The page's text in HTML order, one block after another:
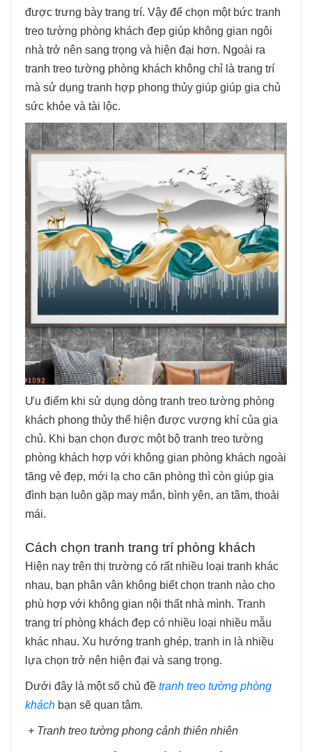
được trưng bày trang trí. Vậy để chọn một bức tranh
treo tường phòng khách đẹp giúp không gian ngôi
nhà trở nên sang trọng và hiện đại hơn. Ngoài ra
tranh treo tường phòng khách không chỉ là trang trí
mà sử dụng tranh hợp phong thủy giúp giúp gia chủ
sức khỏe và tài lộc.
Ưu điểm khi sử dụng dòng tranh treo tường phòng
khách phong thủy thể hiện được vượng khí của gia
chủ. Khi bạn chọn được một bộ tranh treo tường
phòng khách hợp với không gian phòng khách ngoài
tăng vẻ đẹp, mới lạ cho căn phòng thì còn giúp gia
đình bạn luôn gặp may mắn, bình yên, an tâm, thoải
mái.
Cách chọn tranh trang trí phòng khách
Hiện nay trên thị trường có rất nhiều loại tranh khác
nhau, bạn phân vân không biết chọn tranh nào cho
phù hợp với không gian nội thất nhà mình. Tranh
trang trí phòng khách đẹp có nhiều loại nhiều mẫu
khác nhau. Xu hướng tranh ghép, tranh in là nhiều
lựa chọn trở nên hiện đại và sang trọng.
Dưới đây là một số chủ đề tranh treo tường phòng
khách bạn sẽ quan tâm.
+ Tranh treo tường phong cảnh thiên nhiên